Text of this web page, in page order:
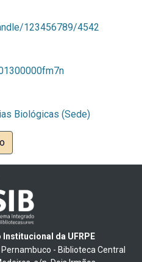
123456789/4542
Biológicas (Sede)
da UFRPE
- Biblioteca Central